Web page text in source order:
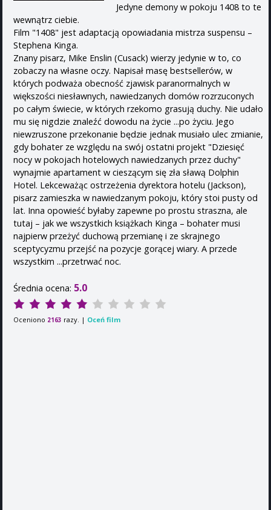
Jedyne demony w pokoju 1408 to te
wewnątrz ciebie.
Film "1408" jest adaptacją opowiadania mistrza suspensu –
Stephena Kinga.
Znany pisarz, Mike Enslin (Cusack) wierzy jedynie w to, co
zobaczy na własne oczy. Napisał masę bestsellerów, w
których podważa obecność zjawisk paranormalnych w
większości niesławnych, nawiedzanych domów rozrzuconych
po całym świecie, w których rzekomo grasują duchy. Nie udało
mu się nigdzie znaleźć dowodu na życie ...po życiu. Jego
niewzruszone przekonanie będzie jednak musiało ulec zmianie,
gdy bohater ze względu na swój ostatni projekt "Dziesięć
nocy w pokojach hotelowych nawiedzanych przez duchy"
wynajmie apartament w cieszącym się zła sławą Dolphin
Hotel. Lekceważąc ostrzeżenia dyrektora hotelu (Jackson),
pisarz zamieszka w nawiedzanym pokoju, który stoi pusty od
lat. Inna opowieść byłaby zapewne po prostu straszna, ale
tutaj – jak we wszystkich książkach Kinga – bohater musi
najpierw przeżyć duchową przemianę i ze skrajnego
sceptycyzmu przejść na pozycje gorącej wiary. A przede
wszystkim ...przetrwać noc.
Średnia ocena: 5.0
Oceniono 2163 razy. | Oceń film